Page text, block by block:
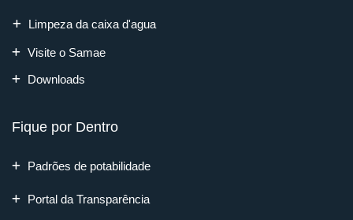
Limpeza da caixa d'agua
Visite o Samae
Downloads
Fique por Dentro
Padrões de potabilidade
Portal da Transparência